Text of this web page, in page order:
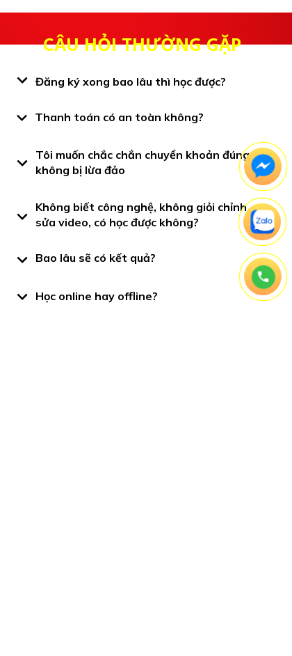
CÂU HỎI THƯỜNG GẶP
Bao lâu sẽ có kết quả?
Học online hay offline?
Không biết công nghệ, không giỏi chỉnh
sửa video, có học được không?
Tôi muốn chắc chắn chuyển khoản đúng và
không bị lừa đảo
Đăng ký xong bao lâu thì học được?
Thanh toán có an toàn không?